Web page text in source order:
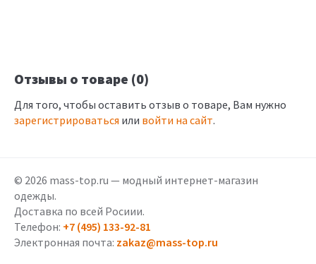
Отзывы о товаре (0)
Для того, чтобы оставить отзыв о товаре, Вам нужно
зарегистрироваться или войти на сайт.
© 2026 mass-top.ru — модный интернет-магазин
одежды.
Доставка по всей Росиии.
Телефон: +7 (495) 133-92-81
Электронная почта: zakaz@mass-top.ru